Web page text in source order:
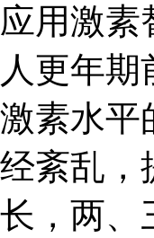
应用激素
人更年
激素水平
经紊乱，
长，两、